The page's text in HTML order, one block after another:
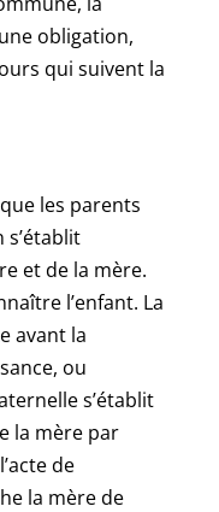
obligation,
qui suivent la
les parents
et de la mère.
l’enfant. La
avant la
ou
s’établit
la mère par
de
la mère de